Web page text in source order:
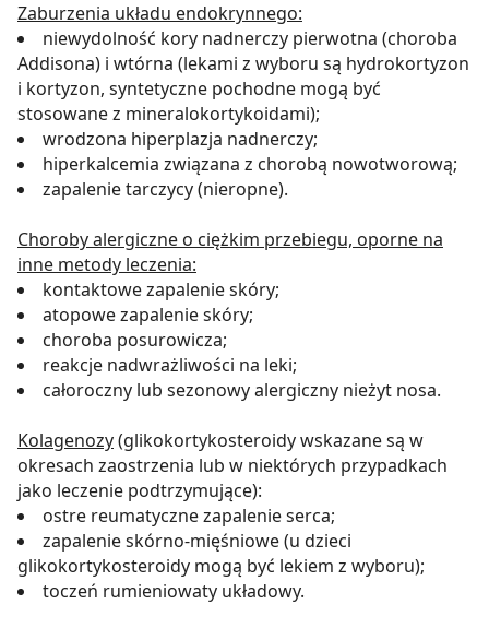
Zaburzenia układu endokrynnego:
niewydolność kory nadnerczy pierwotna (choroba
Addisona) i wtórna (lekami z wyboru są hydrokortyzon
i kortyzon, syntetyczne pochodne mogą być
stosowane z mineralokortykoidami);
wrodzona hiperplazja nadnerczy;
hiperkalcemia związana z chorobą nowotworową;
zapalenie tarczycy (nieropne).
Choroby alergiczne o ciężkim przebiegu, oporne na
inne metody leczenia:
kontaktowe zapalenie skóry;
atopowe zapalenie skóry;
choroba posurowicza;
reakcje nadwrażliwości na leki;
całoroczny lub sezonowy alergiczny nieżyt nosa.
Kolagenozy(glikokortykosteroidy wskazane są w
okresach zaostrzenia lub w niektórych przypadkach
jako leczenie podtrzymujące):
ostre reumatyczne zapalenie serca;
zapalenie skórno-mięśniowe (u dzieci
glikokortykosteroidy mogą być lekiem z wyboru);
toczeń rumieniowaty układowy.